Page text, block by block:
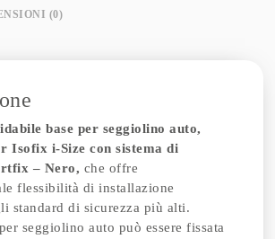
(0)
base per seggiolino auto,
Isofix i-Size con sistema di
– Nero, che offre
flessibilità di installazione
standard di sicurezza più alti.
seggiolino auto può essere fissata